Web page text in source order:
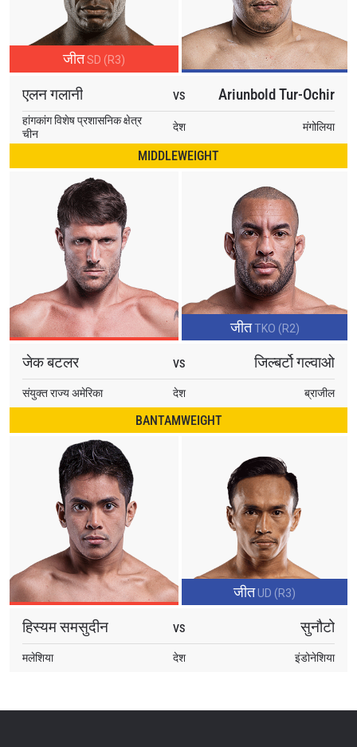
जीतSD (R3)
एलन गलानी VS Ariunbold Tur-Ochir
हांगकांग विशेष प्रशासनिक क्षेत्र
चीन
देश मंगोलिया
MIDDLEWEIGHT
जीत TKO (R2)
जेक बटलर VS जिल्बर्टो गल्वाओ
संयुक्त राज्य अमेरिका देश ब्राजील
BANTAMWEIGHT
जीत UD (R3)
हिस्यम समसुदीन VS सुनौटो
मलेशिया देश इंडोनेशिया